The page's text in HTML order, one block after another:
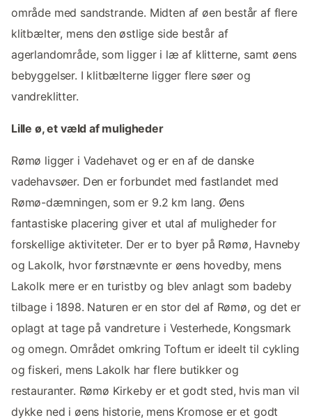
område med sandstrande. Midten af øen består af flere
klitbælter, mens den østlige side består af
agerlandområde, som ligger i læ af klitterne, samt øens
bebyggelser. I klitbælterne ligger flere søer og
vandreklitter.
Lille ø, et væld af muligheder
Rømø ligger i Vadehavet og er en af de danske
vadehavsøer. Den er forbundet med fastlandet med
Rømø-dæmningen, som er 9.2 km lang. Øens
fantastiske placering giver et utal af muligheder for
forskellige aktiviteter. Der er to byer på Rømø, Havneby
og Lakolk, hvor førstnævnte er øens hovedby, mens
Lakolk mere er en turistby og blev anlagt som badeby
tilbage i 1898. Naturen er en stor del af Rømø, og det er
oplagt at tage på vandreture i Vesterhede, Kongsmark
og omegn. Området omkring Toftum er ideelt til cykling
og fiskeri, mens Lakolk har flere butikker og
restauranter. Rømø Kirkeby er et godt sted, hvis man vil
dykke ned i øens historie, mens Kromose er et godt